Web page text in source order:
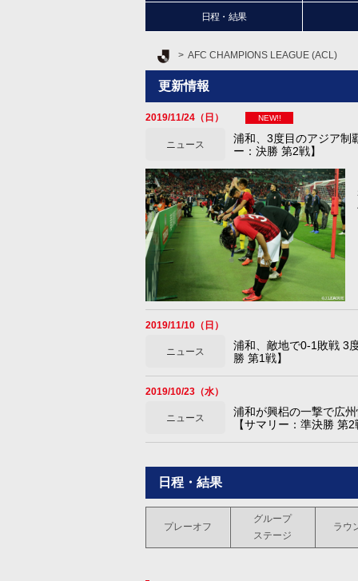
日程・結果
Ｊリーグ TOP
AFC CHAMPIONS LEAGUE (ACL)
更新情報
2019/11/24（日） NEW!!
ニュース
浦和、3度目のアジア制
ー：決勝 第2戦】
2019/11/10（日）
ニュース
浦和、敵地で0-1敗戦 3
勝 第1戦】
2019/10/23（水）
ニュース
浦和が興梠の一撃で広
【サマリー：準決勝 第
日程・結果
プレーオフ
グループ
ステージ
ラウ